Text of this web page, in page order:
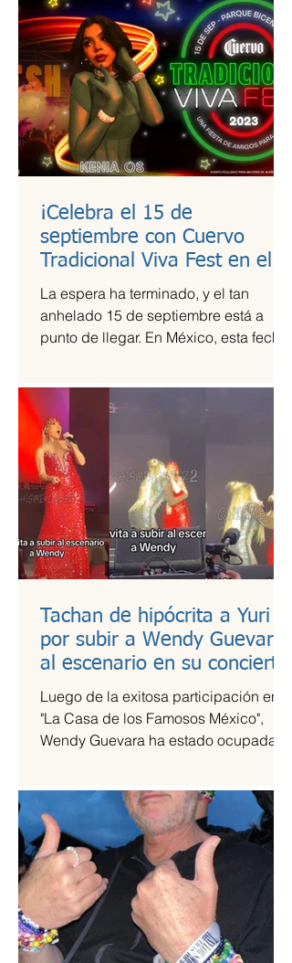
¡Celebra el 15 de
septiembre con Cuervo
Tradicional Viva Fest en el
Parque Bicentenario!
La espera ha terminado, y el tan
anhelado 15 de septiembre está a
punto de llegar. En México, esta fecha
Tachan de hipócrita a Yuri
por subir a Wendy Guevara
al escenario en su concierto
Luego de la exitosa participación en
"La Casa de los Famosos México",
Wendy Guevara ha estado ocupada